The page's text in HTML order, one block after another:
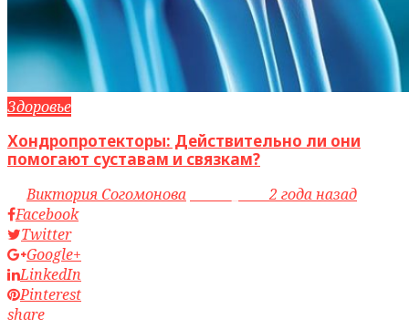
Здоровье
Хондропротекторы: Действительно ли они
помогают суставам и связкам?
byВиктория Согомонова access_time2 года назад
Facebook
Twitter
Google+
LinkedIn
Pinterest
share